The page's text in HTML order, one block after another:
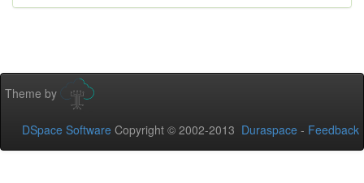
Theme by
DSpace Software Copyright © 2002-2013 Duraspace - Feedback